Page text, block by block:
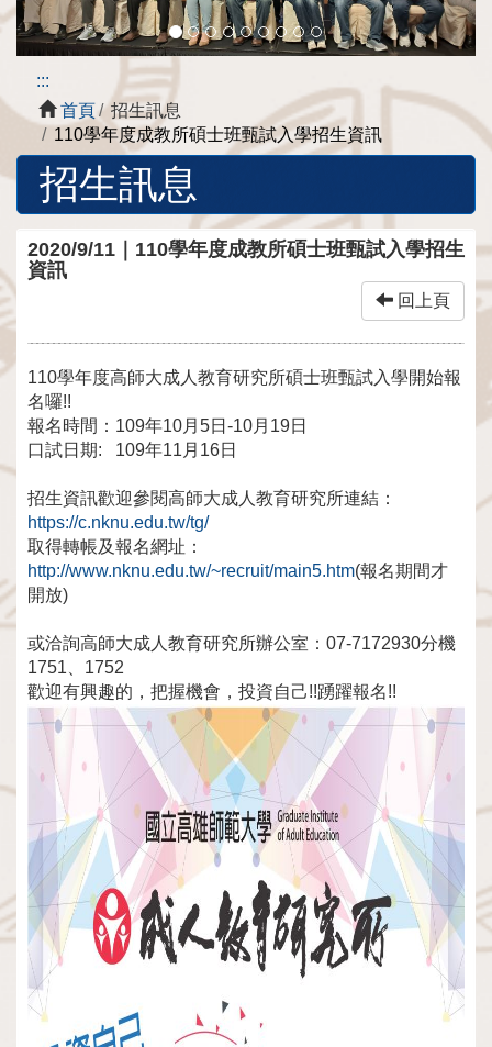
:::
首頁
招生訊息
110學年度成教所碩⼠班甄試入學招⽣資訊
招生訊息
2020/9/11｜110學年度成教所碩⼠班甄試入學招⽣
資訊
回上頁
110學年度⾼師⼤成⼈教育研究所碩⼠班甄試入學開始報
名囉!!
報名時間：109年10⽉5日-10月19⽇
口試日期: 109年11月16日
招⽣資訊歡迎參閱⾼師⼤成⼈教育研究所連結：
https://c.nknu.edu.tw/tg/
取得轉帳及報名網址：
http://www.nknu.edu.tw/~recruit/main5.htm(報名期間才
開放)
或洽詢⾼師⼤成⼈教育研究所辦公室：07-7172930分機
1751、1752
歡迎有興趣的，把握機會，投資⾃⼰!!踴躍報名!!